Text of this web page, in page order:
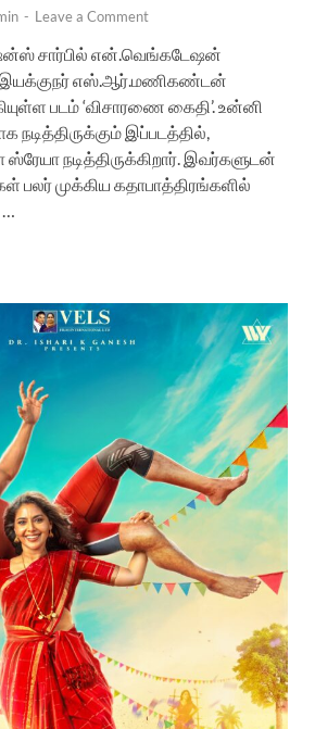
- Leave a Comment
சார்பில் என்.வெங்கடேஷன்
இயக்குநர் எஸ்.ஆர்.மணிகண்டன்
படம் ‘விசாரணை கைதி’. உன்னி
இப்படத்தில்,
ஸ்ரேயா நடித்திருக்கிறார். இவர்களுடன்
முக்கிய கதாபாத்திரங்களில்
…